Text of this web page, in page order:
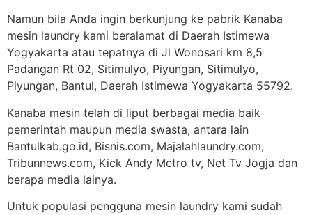
Namun bila Anda ingin berkunjung ke pabrik Kanaba
mesin laundry kami beralamat di Daerah Istimewa
Yogyakarta atau tepatnya di Jl Wonosari km 8,5
Padangan Rt 02, Sitimulyo, Piyungan, Sitimulyo,
Piyungan, Bantul, Daerah Istimewa Yogyakarta 55792.
Kanaba mesin telah di liput berbagai media baik
pemerintah maupun media swasta, antara lain
Bantulkab.go.id, Bisnis.com, Majalahlaundry.com,
Tribunnews.com, Kick Andy Metro tv, Net Tv Jogja dan
berapa media lainya.
Untuk populasi pengguna mesin laundry kami sudah